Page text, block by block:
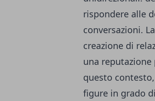
rispondere alle
conversazioni.
creazione di
una
questo
figure in grado